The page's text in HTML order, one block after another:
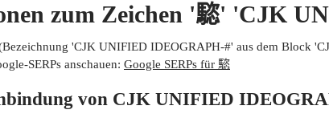
zum Zeichen '𩥝' 'CJK
'CJK UNIFIED IDEOGRAPH-#' aus dem Block
SERPs anschauen: Google SERPs für 𩥝
von CJK UNIFIED